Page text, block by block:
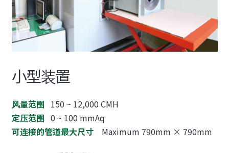
小型装置
风量范围 150 ~ 12,000 CMH
定压范围 0 ~ 100 mmAq
可连接的管道最大尺寸Maximum 790mm × 790mm